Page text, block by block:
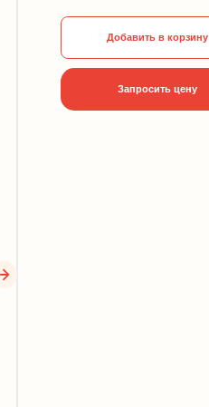
Добавить в корзину
Запросить цену